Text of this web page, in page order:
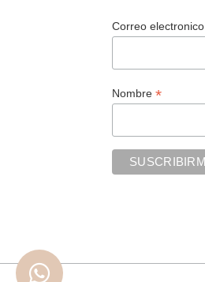
Correo electronico
Nombre *